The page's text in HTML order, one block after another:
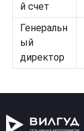
й счет
Генеральн
ый
директор